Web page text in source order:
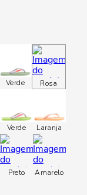
Verde Rosa
Verde Laranja
Preto Amarelo